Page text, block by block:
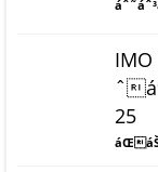
IMO
25